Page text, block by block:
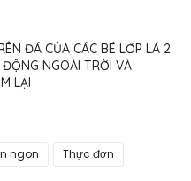
ĐÁ CỦA CÁC BÉ LỚP LÁ 2
NGOÀI TRỜI VÀ
LẠI
ngon
Thực đơn